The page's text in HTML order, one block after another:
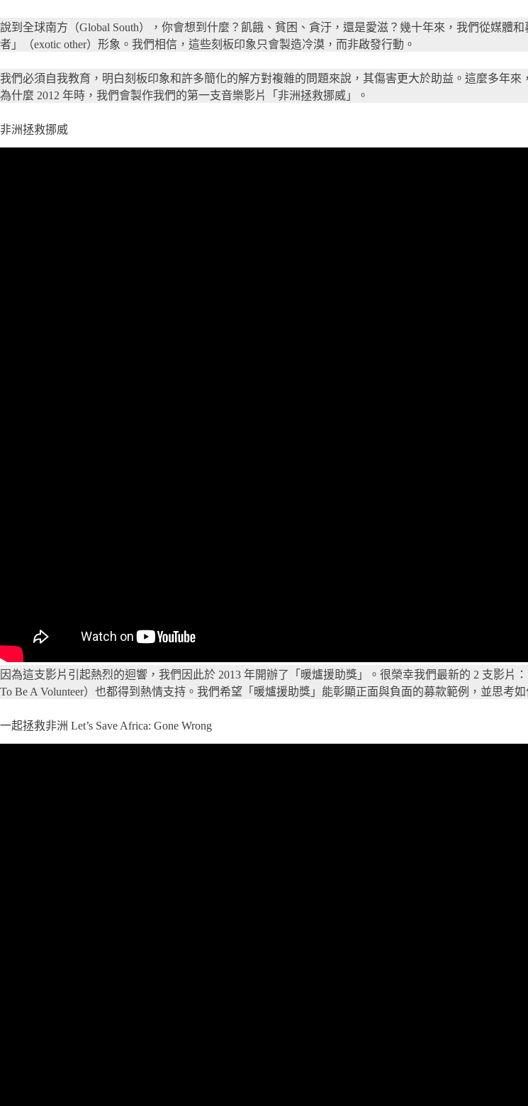
說到全球南方（Global South），你會想到什麼？飢餓、貧困、貪汙，還是愛滋？幾十年來，我們從媒體
者」（exotic other）形象。我們相信，這些刻板印象只會製造冷漠，而非啟發行動。
我們必須自我教育，明白刻板印象和許多簡化的解方對複雜的問題來說，其傷害更大於助益。這麼多年
為什麼 2012 年時，我們會製作我們的第一支音樂影片「非洲拯救挪威」。
非洲拯救挪威
因為這支影片引起熱烈的迴響，我們因此於 2013 年開辦了「暖爐援助獎」。很榮幸我們最新的 2 支影片
To Be A Volunteer）也都得到熱情支持。我們希望「暖爐援助獎」能彰顯正面與負面的募款範例，並思考
一起拯救非洲 Let’s Save Africa: Gone Wrong